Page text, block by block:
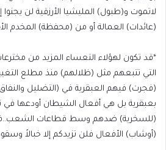
لاتموت و(طبول) المليشيا الأرزقية لن
(عائدات) العمالة أو من (محفظة) المخدم
*قد تكون لهؤلاء التعساء المزيد من
التي تتبعهم مثل (ظلالهم) منذ مطلع
(فجرت) فيهم العبقرية في (التضليل
بعبقرية بل هي أفعال الشيطان أودعها
(للسخرية) ضدهم وسط قطاعات
(أوشاب) الأفعال فلن تزيدكم إلا خبالاً